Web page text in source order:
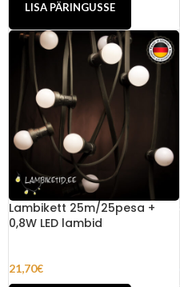
LISA PÄRINGUSSE
Lambikett 25m/25pesa +
0,8W LED lambid
21,70€